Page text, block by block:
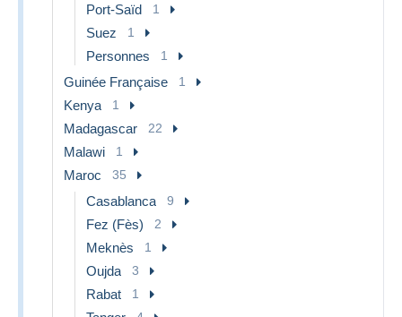
Port-Saïd 1
Suez 1
Personnes 1
Guinée Française 1
Kenya 1
Madagascar 22
Malawi 1
Maroc 35
Casablanca 9
Fez (Fès) 2
Meknès 1
Oujda 3
Rabat 1